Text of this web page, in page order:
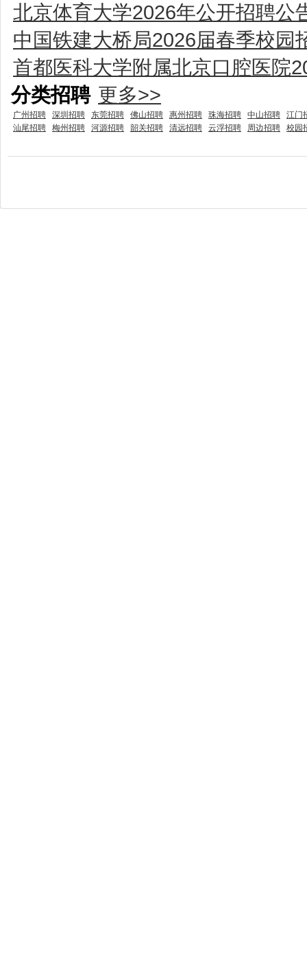
北京体育大学2026年公开招聘公
中国铁建大桥局2026届春季校园
首都医科大学附属北京口腔医院
分类招聘 更多>>
广州招聘 深圳招聘 东莞招聘 佛山招聘 惠州招聘 珠海招聘 中山招聘
江门
汕尾招聘
梅州招聘 河源招聘 韶关招聘 清远招聘 云浮招聘 周边招聘 校园